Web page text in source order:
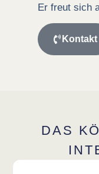
Er freut sich
Kontakt
DAS